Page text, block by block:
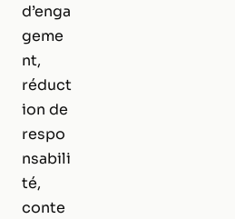
d’enga
geme
nt,
réduct
ion de
respo
nsabili
té,
conte